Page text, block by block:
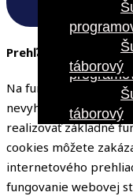
táborový
táborový
Prehľad ochrany
Na fungovanie našej
nevyhnutné cookies
realizovať základné
cookies môžete
internetového
fungovanie webovej